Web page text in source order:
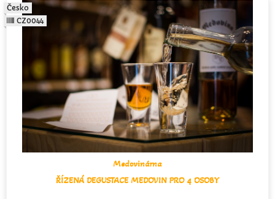
Medovinárna
ŘÍZENÁ DEGUSTACE MEDOVIN PRO 4 OSOBY
Česko
CZ0044